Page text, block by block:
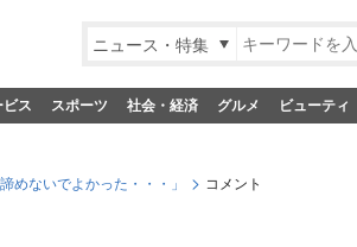
ニュース・特集
ス スポーツ 社会・経済 グルメ ビューティ
めないでよかった・・・」 コメント